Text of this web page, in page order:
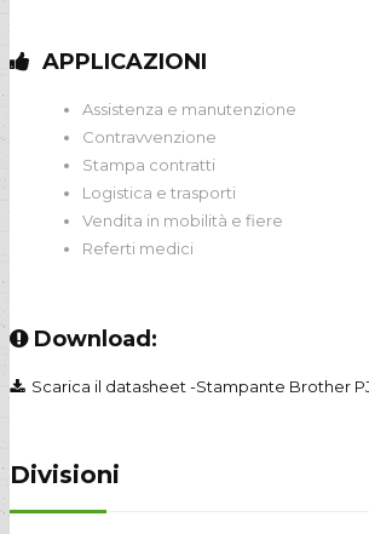
APPLICAZIONI
Assistenza e manutenzione
Contravvenzione
Stampa contratti
Logistica e trasporti
Vendita in mobilità e fiere
Referti medici
Download:
Scarica il datasheet -Stampante Brother
Divisioni